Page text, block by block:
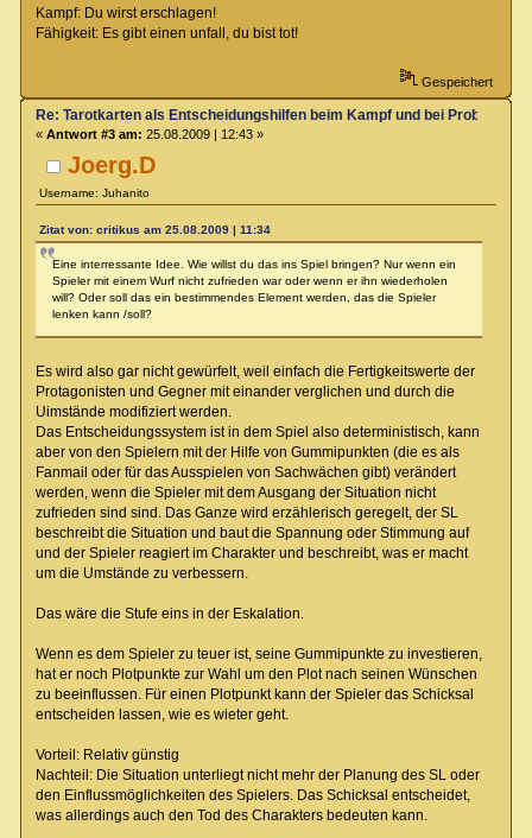
Kampf: Du wirst erschlagen!
Fähigkeit: Es gibt einen unfall, du bist tot!
Gespeichert
Joerg.D
Username: Juhanito
Re: Tarotkarten als Entscheidungshilfen beim Kampf und bei Proben
« Antwort #3 am: 25.08.2009 | 12:43 »
Zitat von: critikus am 25.08.2009 | 11:34
Eine interressante Idee. Wie willst du das ins Spiel bringen? Nur wenn ein
Spieler mit einem Wurf nicht zufrieden war oder wenn er ihn wiederholen
will? Oder soll das ein bestimmendes Element werden, das die Spieler
lenken kann /soll?
Es wird also gar nicht gewürfelt, weil einfach die Fertigkeitswerte der
Protagonisten und Gegner mit einander verglichen und durch die
Uimstände modifiziert werden.
Das Entscheidungssystem ist in dem Spiel also deterministisch, kann
aber von den Spielern mit der Hilfe von Gummipunkten (die es als
Fanmail oder für das Ausspielen von Sachwächen gibt) verändert
werden, wenn die Spieler mit dem Ausgang der Situation nicht
zufrieden sind sind. Das Ganze wird erzählerisch geregelt, der SL
beschreibt die Situation und baut die Spannung oder Stimmung auf
und der Spieler reagiert im Charakter und beschreibt, was er macht
um die Umstände zu verbessern.
Das wäre die Stufe eins in der Eskalation.
Wenn es dem Spieler zu teuer ist, seine Gummipunkte zu investieren,
hat er noch Plotpunkte zur Wahl um den Plot nach seinen Wünschen
zu beeinflussen. Für einen Plotpunkt kann der Spieler das Schicksal
entscheiden lassen, wie es wieter geht.
Vorteil: Relativ günstig
Nachteil: Die Situation unterliegt nicht mehr der Planung des SL oder
den Einflussmöglichkeiten des Spielers. Das Schicksal entscheidet,
was allerdings auch den Tod des Charakters bedeuten kann.